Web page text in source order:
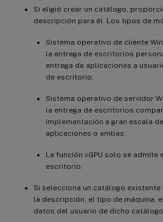
Si eligió crear un catálogo,
descripción para él. Los tipos de
Sistema operativo de cliente
la entrega de escritorios
entrega de aplicaciones a
de escritorio.
Sistema operativo de servidor
la entrega de escritorios
implementación a gran escala
aplicaciones o ambas.
La función vGPU solo se
escritorio.
Si selecciona un catálogo existente
la descripción, el tipo de máquina,
datos del usuario de dicho catálogo.